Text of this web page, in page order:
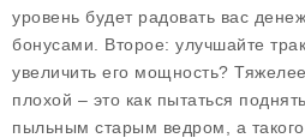
уровень будет радовать вас
бонусами. Второе: улучшайте
увеличить его мощность?
плохой – это как пытаться
пыльным старым ведром, а